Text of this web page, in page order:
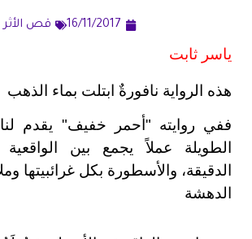
16/11/2017 قص الأثر
ياسر ثابت
هذه الرواية نافورةٌ ابتلت بماء الذهب
ففي روايته "أحمر خفيف" يقدم لنا
الطويلة عملاً يجمع بين
الدقيقة، والأسطورة بكل غرائبيتها
الدهشة